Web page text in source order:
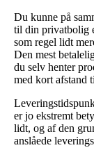
Du kunne på
til din privatbolig
som regel lidt
Den mest
du selv henter
med kort afstand
er jo ekstremt
lidt, og af den
anslåede